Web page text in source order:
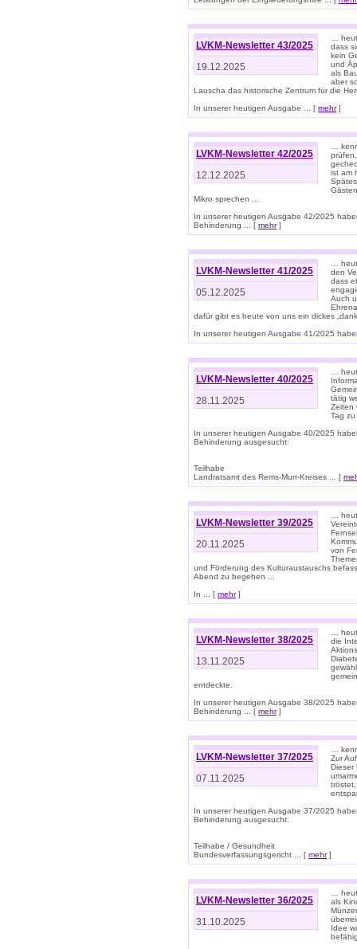
LVKM-Newsletter 43/2025
19.12.2025
…
dass
kein
und
als
aber
Lauscha das historische Zentrum für die
In unserer heutigen Ausgabe ... [ mehr]
LVKM-Newsletter 42/2025
12.12.2025
…
ist am
Mikro sprechen ...
In unserer heutigen Ausgabe 42/2025
Behinderung ... [ mehr]
LVKM-Newsletter 41/2025
05.12.2025
…
den
dass
Auch
dafür gibt es heute von uns ein dickes
In unserer heutigen Ausgabe 41/2025
LVKM-Newsletter 40/2025
28.11.2025
…
tätig
Zeiten
Tag
In unserer heutigen Ausgabe 40/2025
Behinderung ausgesucht:
Teilhabe
Landratsamt des Rems-Murr-Kreises ... [
LVKM-Newsletter 39/2025
20.11.2025
…
von
und Förderung des Kulturaustauschs
Abend zu begehen ...
In ... [ mehr]
LVKM-Newsletter 38/2025
13.11.2025
…
die
entdeckte.
In unserer heutigen Ausgabe 38/2025
Behinderung ... [ mehr]
LVKM-Newsletter 37/2025
07.11.2025
…
Zur
Dieser
In unserer heutigen Ausgabe 37/2025
Behinderung ausgesucht:
Teilhabe / Gesundheit
Bundesverfassungsgericht ... [ mehr]
LVKM-Newsletter 36/2025
31.10.2025
…
als
Idee